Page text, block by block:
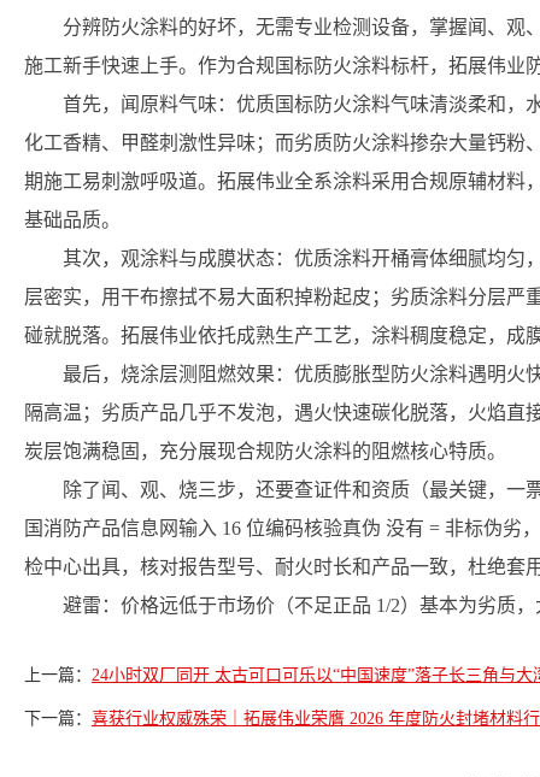
分辨防火涂料的好坏，无需专业检测设备，掌握闻、
施工新手快速上手。作为合规国标防火涂料标杆，拓展伟业
首先，闻原料气味：优质国标防火涂料气味清淡柔和，
化工香精、甲醛刺激性异味；而劣质防火涂料掺杂大量钙
期施工易刺激呼吸道。拓展伟业全系涂料采用合规原辅材料
基础品质。
其次，观涂料与成膜状态：优质涂料开桶膏体细腻均匀
层密实，用干布擦拭不易大面积掉粉起皮；劣质涂料分层
碰就脱落。拓展伟业依托成熟生产工艺，涂料稠度稳定，成
最后，烧涂层测阻燃效果：优质膨胀型防火涂料遇明火
隔高温；劣质产品几乎不发泡，遇火快速碳化脱落，火焰
炭层饱满稳固，充分展现合规防火涂料的阻燃核心特质。
除了闻、观、烧三步，还要查证件和资质（最关键，
国消防产品信息网输入 16 位编码核验真伪 没有 = 非标伪
检中心出具，核对报告型号、耐火时长和产品一致，杜绝套
避雷：价格远低于市场价（不足正品 1/2）基本为劣质
上一篇： 24小时双厂同开 太古可口可乐以“中国速度”落子长三角与大
下一篇： 喜获行业权威殊荣｜拓展伟业荣膺 2026 年度防火封堵材料